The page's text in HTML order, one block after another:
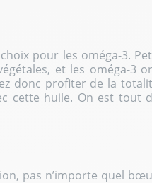
pour les oméga-3.
et les oméga-3
donc profiter de la
cette huile. On est tout
pas n’importe quel